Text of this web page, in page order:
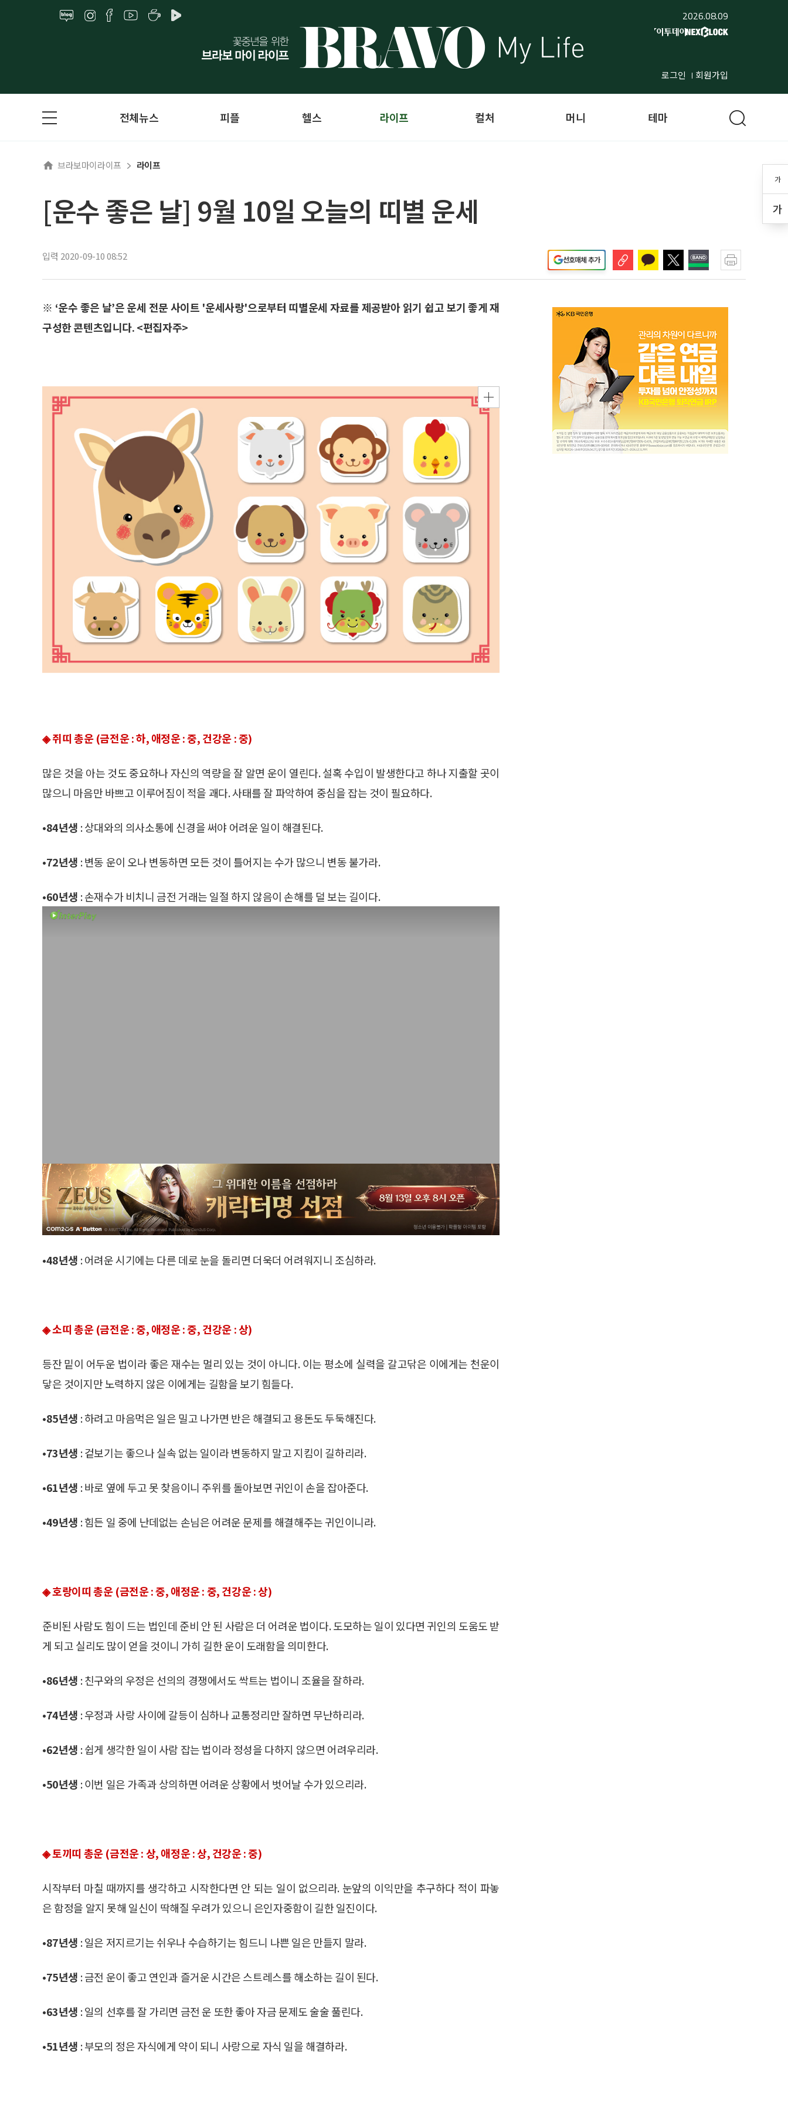
2026.08.09
로그인 회원가입
가
가
전체뉴스 피플 헬스 라이프 컬처 머니 테마
브라보마이라이프 라이프
[운수 좋은 날] 9월 10일 오늘의 띠별 운세
입력 2020-09-10 08:52 선호매체 추가
※ ‘운수 좋은 날’은 운세 전문 사이트 '운세사랑'으로부터 띠별운세 자료를 제공받아 읽기 쉽고 보기 좋게 재
구성한 콘텐츠입니다. <편집자주>
◈ 쥐띠 총운 (금전운 : 하, 애정운 : 중, 건강운 : 중)
많은 것을 아는 것도 중요하나 자신의 역량을 잘 알면 운이 열린다. 설혹 수입이 발생한다고 하나 지출할 곳이
많으니 마음만 바쁘고 이루어짐이 적을 괘다. 사태를 잘 파악하여 중심을 잡는 것이 필요하다.
•84년생 : 상대와의 의사소통에 신경을 써야 어려운 일이 해결된다.
•72년생 : 변동 운이 오나 변동하면 모든 것이 틀어지는 수가 많으니 변동 불가라.
•60년생 : 손재수가 비치니 금전 거래는 일절 하지 않음이 손해를 덜 보는 길이다.
•48년생 : 어려운 시기에는 다른 데로 눈을 돌리면 더욱더 어려워지니 조심하라.
◈ 소띠 총운 (금전운 : 중, 애정운 : 중, 건강운 : 상)
등잔 밑이 어두운 법이라 좋은 재수는 멀리 있는 것이 아니다. 이는 평소에 실력을 갈고닦은 이에게는 천운이
닿은 것이지만 노력하지 않은 이에게는 길함을 보기 힘들다.
•85년생 : 하려고 마음먹은 일은 밀고 나가면 반은 해결되고 용돈도 두둑해진다.
•73년생 : 겉보기는 좋으나 실속 없는 일이라 변동하지 말고 지킴이 길하리라.
•61년생 : 바로 옆에 두고 못 찾음이니 주위를 돌아보면 귀인이 손을 잡아준다.
•49년생 : 힘든 일 중에 난데없는 손님은 어려운 문제를 해결해주는 귀인이니라.
◈ 호랑이띠 총운 (금전운 : 중, 애정운 : 중, 건강운 : 상)
준비된 사람도 힘이 드는 법인데 준비 안 된 사람은 더 어려운 법이다. 도모하는 일이 있다면 귀인의 도움도 받
게 되고 실리도 많이 얻을 것이니 가히 길한 운이 도래함을 의미한다.
•86년생 : 친구와의 우정은 선의의 경쟁에서도 싹트는 법이니 조율을 잘하라.
•74년생 : 우정과 사랑 사이에 갈등이 심하나 교통정리만 잘하면 무난하리라.
•62년생 : 쉽게 생각한 일이 사람 잡는 법이라 정성을 다하지 않으면 어려우리라.
•50년생 : 이번 일은 가족과 상의하면 어려운 상황에서 벗어날 수가 있으리라.
◈ 토끼띠 총운 (금전운 : 상, 애정운 : 상, 건강운 : 중)
시작부터 마칠 때까지를 생각하고 시작한다면 안 되는 일이 없으리라. 눈앞의 이익만을 추구하다 적이 파놓
은 함정을 알지 못해 일신이 딱해질 우려가 있으니 은인자중함이 길한 일진이다.
•87년생 : 일은 저지르기는 쉬우나 수습하기는 힘드니 나쁜 일은 만들지 말라.
•75년생 : 금전 운이 좋고 연인과 즐거운 시간은 스트레스를 해소하는 길이 된다.
•63년생 : 일의 선후를 잘 가리면 금전 운 또한 좋아 자금 문제도 술술 풀린다.
•51년생 : 부모의 정은 자식에게 약이 되니 사랑으로 자식 일을 해결하라.